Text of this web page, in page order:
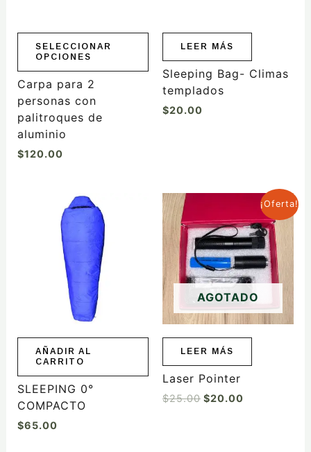
SELECCIONAR
OPCIONES
elegir
la
página
de
producto
Carpa para 2
personas con
palitroques de
aluminio
$120.00
LEER MÁS
Sleeping Bag- Climas
templados
$20.00
AÑADIR AL
CARRITO
SLEEPING 0°
COMPACTO
$65.00
¡Oferta!
AGOTADO
LEER MÁS
Laser Pointer
$25.00
original
era:
$25.00.
$20.00
precio
actual
es:
$20.00.